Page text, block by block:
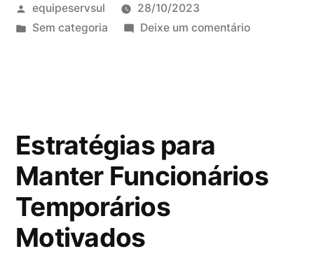
equipeservsul
28/10/2023
Sem categoria
Deixe um comentário
Estratégias para
Manter Funcionários
Temporários
Motivados